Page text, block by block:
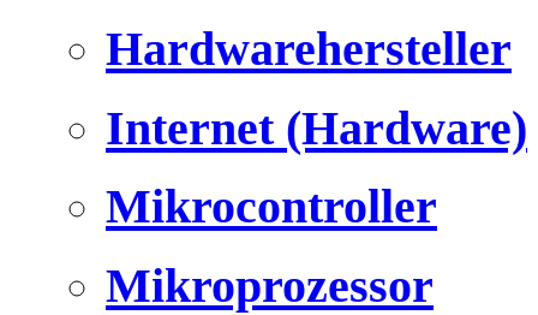
Hardwarehersteller
Internet (Hardware)
Mikrocontroller
Mikroprozessor